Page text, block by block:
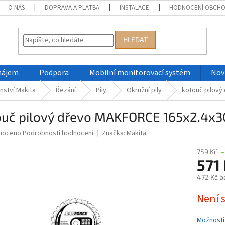
O NÁS DOPRAVA A PLATBA INSTALACE HODNOCENÍ
HLEDAT
Podpora Mobilní monitorovací systém
Makita Řezání Pily Okružní pily kotouč pilový
pilový dřevo MAKFORCE
Podrobnosti hodnocení Značka: Makita
759 Kč
571
472 Kč
cena:
Není